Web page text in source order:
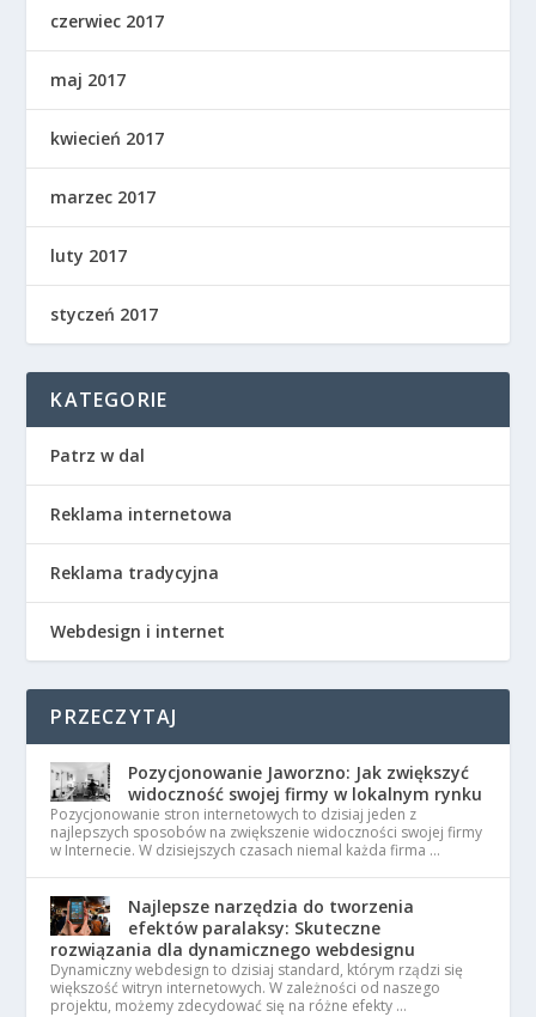
czerwiec 2017
maj 2017
kwiecień 2017
marzec 2017
luty 2017
styczeń 2017
KATEGORIE
Patrz w dal
Reklama internetowa
Reklama tradycyjna
Webdesign i internet
PRZECZYTAJ
Pozycjonowanie Jaworzno: Jak zwiększyć
widoczność swojej firmy w lokalnym rynku
Pozycjonowanie stron internetowych to dzisiaj jeden z
najlepszych sposobów na zwiększenie widoczności swojej firmy
w Internecie. W dzisiejszych czasach niemal każda firma …
Najlepsze narzędzia do tworzenia
efektów paralaksy: Skuteczne
rozwiązania dla dynamicznego webdesignu
Dynamiczny webdesign to dzisiaj standard, którym rządzi się
większość witryn internetowych. W zależności od naszego
projektu, możemy zdecydować się na różne efekty …